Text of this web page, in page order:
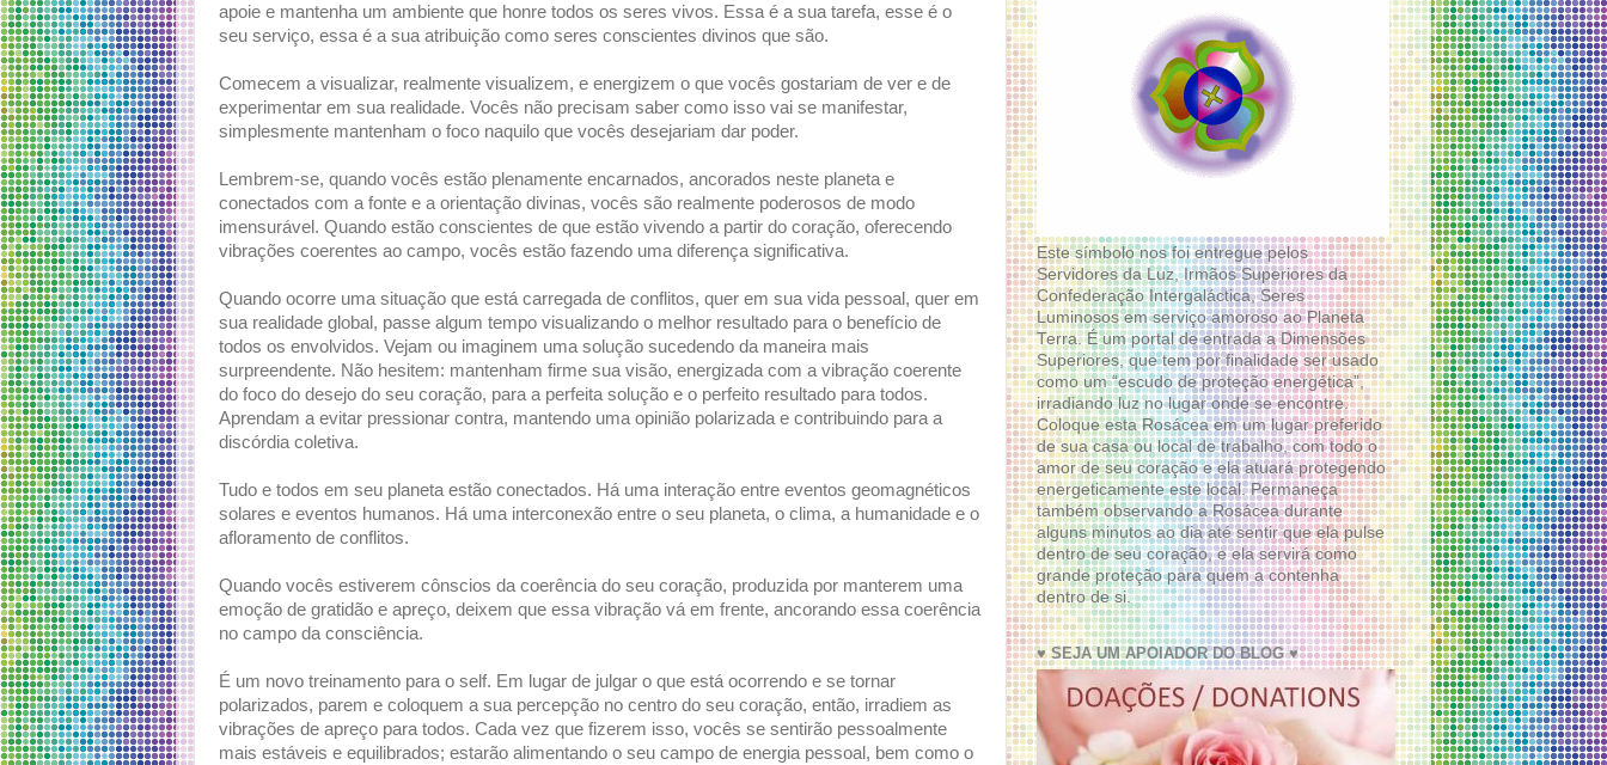
apoie e mantenha um ambiente que honre todos os seres vivos. Essa é a sua tarefa, esse é o
seu serviço, essa é a sua atribuição como seres conscientes divinos que são.
Comecem a visualizar, realmente visualizem, e energizem o que vocês gostariam de ver e de
experimentar em sua realidade. Vocês não precisam saber como isso vai se manifestar,
simplesmente mantenham o foco naquilo que vocês desejariam dar poder.
Lembrem-se, quando vocês estão plenamente encarnados, ancorados neste planeta e
conectados com a fonte e a orientação divinas, vocês são realmente poderosos de modo
imensurável. Quando estão conscientes de que estão vivendo a partir do coração, oferecendo
vibrações coerentes ao campo, vocês estão fazendo uma diferença significativa.
Quando ocorre uma situação que está carregada de conflitos, quer em sua vida pessoal, quer em
sua realidade global, passe algum tempo visualizando o melhor resultado para o benefício de
todos os envolvidos. Vejam ou imaginem uma solução sucedendo da maneira mais
surpreendente. Não hesitem: mantenham firme sua visão, energizada com a vibração coerente
do foco do desejo do seu coração, para a perfeita solução e o perfeito resultado para todos.
Aprendam a evitar pressionar contra, mantendo uma opinião polarizada e contribuindo para a
discórdia coletiva.
Tudo e todos em seu planeta estão conectados. Há uma interação entre eventos geomagnéticos
solares e eventos humanos. Há uma interconexão entre o seu planeta, o clima, a humanidade e o
afloramento de conflitos.
Quando vocês estiverem cônscios da coerência do seu coração, produzida por manterem uma
emoção de gratidão e apreço, deixem que essa vibração vá em frente, ancorando essa coerência
no campo da consciência.
É um novo treinamento para o self. Em lugar de julgar o que está ocorrendo e se tornar
polarizados, parem e coloquem a sua percepção no centro do seu coração, então, irradiem as
vibrações de apreço para todos. Cada vez que fizerem isso, vocês se sentirão pessoalmente
mais estáveis e equilibrados; estarão alimentando o seu campo de energia pessoal, bem como o
Este símbolo nos foi entregue pelos
Servidores da Luz, Irmãos Superiores da
Confederação Intergaláctica, Seres
Luminosos em serviço amoroso ao Planeta
Terra. É um portal de entrada a Dimensões
Superiores, que tem por finalidade ser usado
como um “escudo de proteção energética”,
irradiando luz no lugar onde se encontre.
Coloque esta Rosácea em um lugar preferido
de sua casa ou local de trabalho, com todo o
amor de seu coração e ela atuará protegendo
energeticamente este local. Permaneça
também observando a Rosácea durante
alguns minutos ao dia até sentir que ela pulse
dentro de seu coração, e ela servirá como
grande proteção para quem a contenha
dentro de si.
♥ SEJA UM APOIADOR DO BLOG ♥